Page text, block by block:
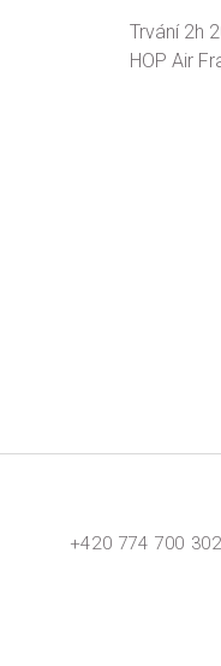
Trvání 2h
HOP Air
+420 774 700 302